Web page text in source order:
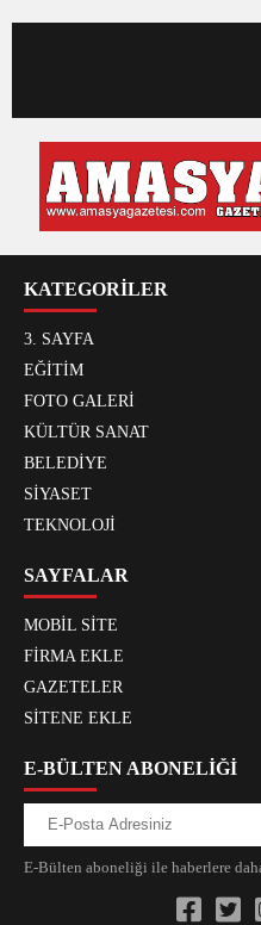
KATEGORİLER
3. SAYFA
EĞİTİM
FOTO GALERİ
KÜLTÜR SANAT
BELEDİYE
SİYASET
TEKNOLOJİ
SAYFALAR
MOBİL SİTE
FİRMA EKLE
GAZETELER
SİTENE EKLE
E-BÜLTEN ABONELİĞİ
E-Bülten aboneliği ile haberlere